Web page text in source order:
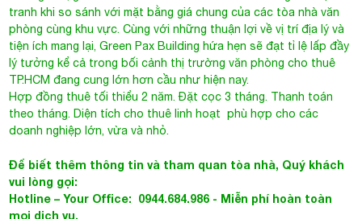
tranh khi so sánh với mặt bằng giá chung của các tòa nhà văn
phòng cùng khu vực. Cùng với những thuận lợi về vị trí địa lý và
tiện ích mang lại,Green PaxBuilding hứa hẹn sẽ đạt tỉ lệ lấp đầy
lý tưởng kể cả trong bối cảnh thị trường văn phòng cho thuê
TP.HCM đang cung lớn hơn cầu như hiện nay.
Hợp đồng thuê tối thiểu 2 năm. Đặt cọc 3 tháng. Thanh toán
theo tháng. Diện tích cho thuê linh hoạt phù hợp cho các
doanh nghiệp lớn, vừa và nhỏ.
Để biết thêm thông tin và tham quan tòa nhà, Quý khách
vui lòng gọi:
Hotline – Your Office: 0944.684.986 - Miễn phí hoàn toàn
mọi dịch vụ.